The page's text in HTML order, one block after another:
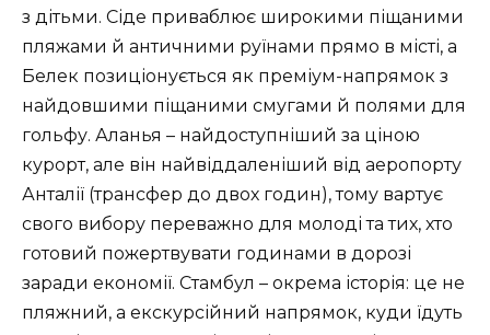
з дітьми. Сіде приваблює широкими піщаними
пляжами й античними руїнами прямо в місті, а
Белек позиціонується як преміум-напрямок з
найдовшими піщаними смугами й полями для
гольфу. Аланья – найдоступніший за ціною
курорт, але він найвіддаленіший від аеропорту
Анталії (трансфер до двох годин), тому вартує
свого вибору переважно для молоді та тих, хто
готовий пожертвувати годинами в дорозі
заради економії. Стамбул – окрема історія: це не
пляжний, а екскурсійний напрямок, куди їдуть